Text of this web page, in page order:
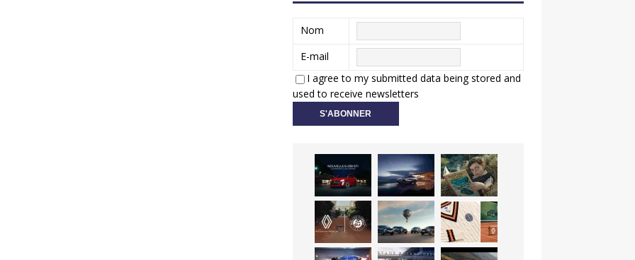
Nom
E-mail
I agree to my submitted data being stored and
used to receive newsletters